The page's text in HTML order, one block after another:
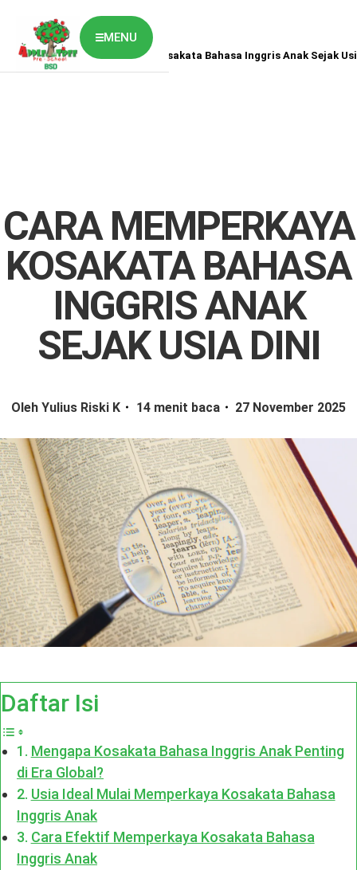
MENU
Contact Us
Job Vaccancy
Home NewsCara Memperkaya Kosakata Bahasa Inggris Anak Sejak
CARA MEMPERKAYA
KOSAKATA BAHASA
INGGRIS ANAK
SEJAK USIA DINI
Oleh Yulius Riski K 14 menit baca 27 November 2025
Daftar Isi
Mengapa Kosakata Bahasa Inggris Anak Penting
di Era Global?
Usia Ideal Mulai Memperkaya Kosakata Bahasa
Inggris Anak
Cara Efektif Memperkaya Kosakata Bahasa
Inggris Anak